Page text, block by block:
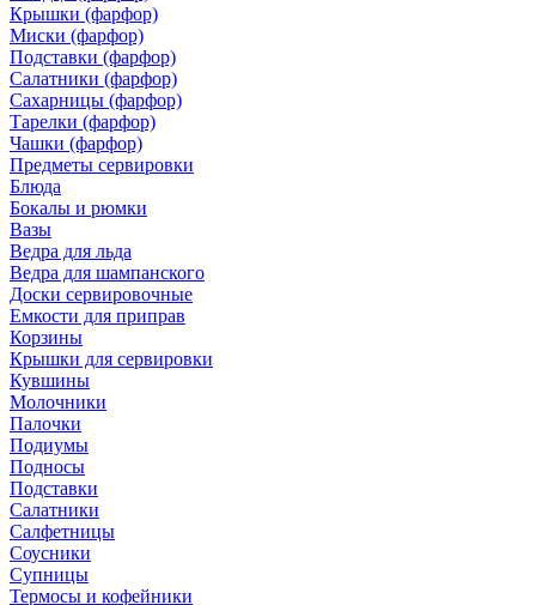
Крышки (фарфор)
Миски (фарфор)
Подставки (фарфор)
Салатники (фарфор)
Сахарницы (фарфор)
Тарелки (фарфор)
Чашки (фарфор)
Предметы сервировки
Блюда
Бокалы и рюмки
Вазы
Ведра для льда
Ведра для шампанского
Доски сервировочные
Емкости для приправ
Корзины
Крышки для сервировки
Кувшины
Молочники
Палочки
Подиумы
Подносы
Подставки
Салатники
Салфетницы
Соусники
Супницы
Термосы и кофейники